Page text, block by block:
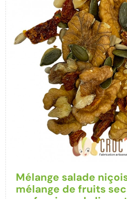
Mélange salade
mélange de fruits